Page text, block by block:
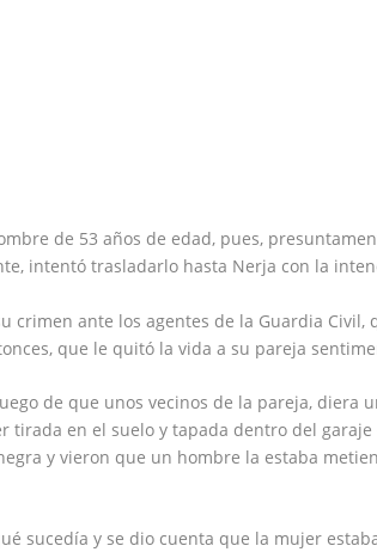
de 53 años de edad, pues,
intentó trasladarlo hasta Nerja con la
crimen ante los agentes de la Guardia
que le quitó la vida a su pareja
de que unos vecinos de la pareja, diera
tirada en el suelo y tapada dentro del
y vieron que un hombre la estaba
sucedía y se dio cuenta que la mujer